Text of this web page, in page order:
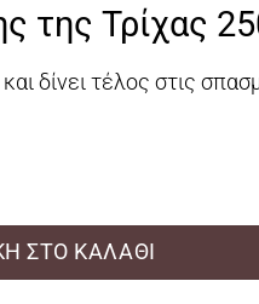
της Τρίχας
δίνει τέλος στις
Σαμπουάν
ΣΤΟ ΚΑΛΆΘΙ